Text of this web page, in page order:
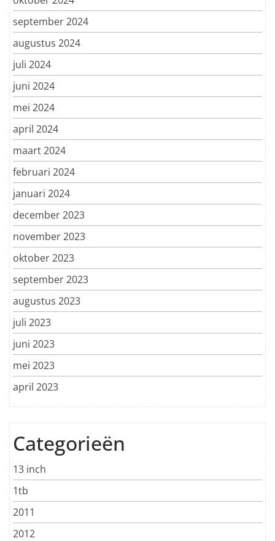
september 2024
augustus 2024
juli 2024
juni 2024
mei 2024
april 2024
maart 2024
februari 2024
januari 2024
december 2023
november 2023
oktober 2023
september 2023
augustus 2023
juli 2023
juni 2023
mei 2023
april 2023
Categorieën
13 inch
1tb
2011
2012